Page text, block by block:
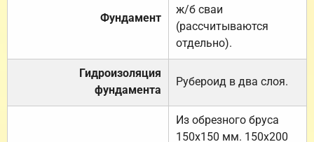
Фундамент
ж/б сваи
(рассчитываются
отдельно).
Гидроизоляция
фундамента
Рубероид в два слоя.
Из обрезного бруса
150х150 мм. 150х200